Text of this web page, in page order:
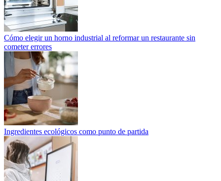
Cómo elegir un horno industrial al reformar un restaurante sin
cometer errores
Ingredientes ecológicos como punto de partida